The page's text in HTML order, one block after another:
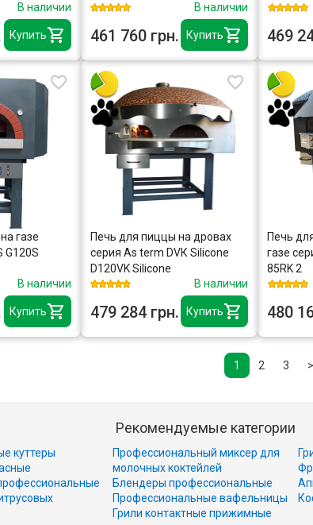
Купить
В наличии
Купить
В наличии
461 760 грн. 469
Купить
газе
G120S
В наличии
Купить
Печь для пиццы на дровах
серия As term DVК Silicone
D120VK Silicone
В наличии
479 284 грн.
Печь
газе
85RK 2
480
1 2 3 >
Рекомендуемые категории
куттеры
Профессиональный миксер для
молочных коктейлей
Блендеры профессиональные
Профессиональные вафельницы
Грили контактные прижимные